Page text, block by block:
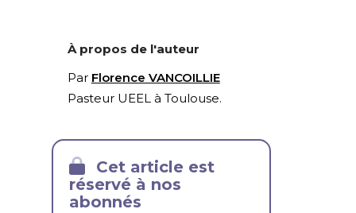
À propos de l'auteur
Par Florence VANCOILLIE
Pasteur UEEL à Toulouse.
Cet article est
réservé à nos
abonnés